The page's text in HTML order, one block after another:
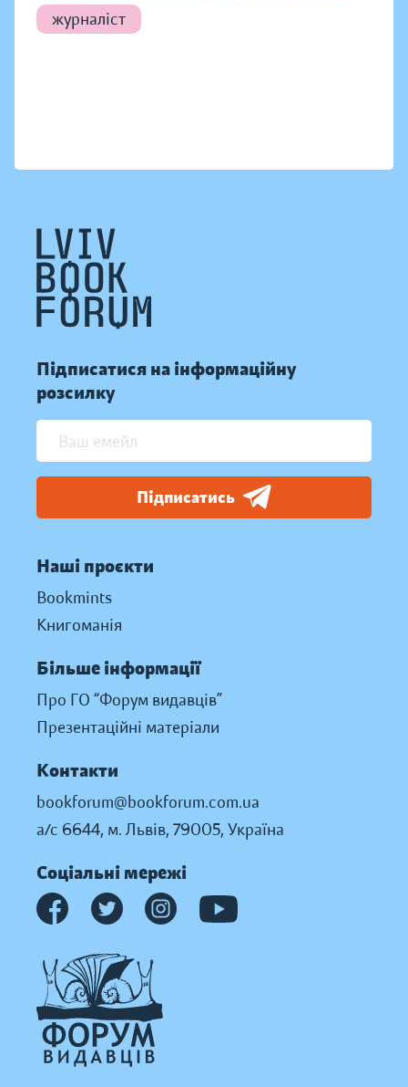
журналіст
Підписатися на інформаційну
розсилку
Підписатись
Наші проєкти
Bookmints
Книгоманія
Більше інформації
Про ГО “Форум видавців”
Презентаційні матеріали
Контакти
bookforum@bookforum.com.ua
а/с 6644, м. Львів, 79005, Україна
Соціальні мережі